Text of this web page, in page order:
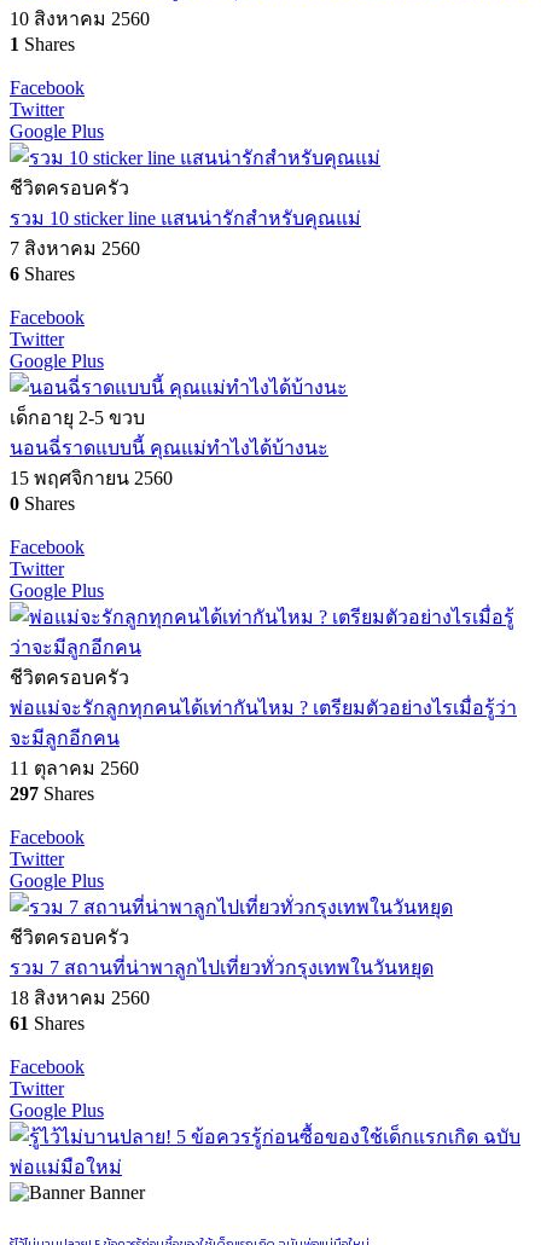
10 สิงหาคม 2560
1 Shares
Facebook
Twitter
Google Plus
ชีวิตครอบครัว
รวม 10 sticker line แสนน่ารักสำหรับคุณแม่
7 สิงหาคม 2560
6 Shares
Facebook
Twitter
Google Plus
เด็กอายุ 2-5 ขวบ
นอนฉี่ราดแบบนี้ คุณแม่ทำไงได้บ้างนะ
15 พฤศจิกายน 2560
0 Shares
Facebook
Twitter
Google Plus
ชีวิตครอบครัว
พ่อแม่จะรักลูกทุกคนได้เท่ากันไหม ? เตรียมตัวอย่างไรเมื่อรู้ว่า
จะมีลูกอีกคน
11 ตุลาคม 2560
297 Shares
Facebook
Twitter
Google Plus
ชีวิตครอบครัว
รวม 7 สถานที่น่าพาลูกไปเที่ยวทั่วกรุงเทพในวันหยุด
18 สิงหาคม 2560
61 Shares
Facebook
Twitter
Google Plus
Banner